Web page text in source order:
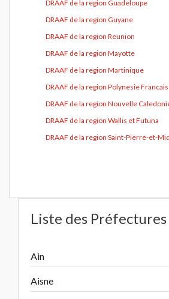
DRAAF de la region Guadeloupe
DRAAF de la region Guyane
DRAAF de la region Reunion
DRAAF de la region Mayotte
DRAAF de la region Martinique
DRAAF de la region Polynesie
DRAAF de la region Nouvelle
DRAAF de la region Wallis et Futuna
DRAAF de la region Saint-Pierre-et-
Liste des Préfectures
Ain
Aisne